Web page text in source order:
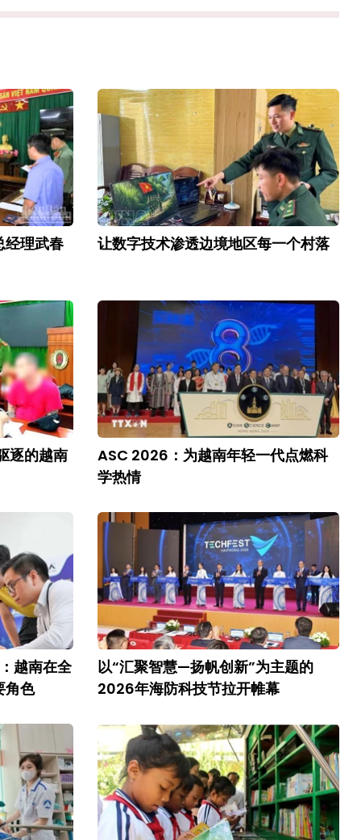
经理武春 让数字技术渗透边境地区每一个村落
逐的越南
ASC 2026：为越南年轻一代点燃科
学热情
越南在全
角色
以“汇聚智慧—扬帆创新”为主题的
2026年海防科技节拉开帷幕